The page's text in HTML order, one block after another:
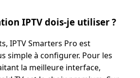
IPTV dois-je utiliser ?
IPTV Smarters Pro est
simple à configurer. Pour les
la meilleure interface,